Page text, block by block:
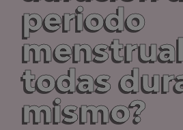
periodo
todas
mismo?